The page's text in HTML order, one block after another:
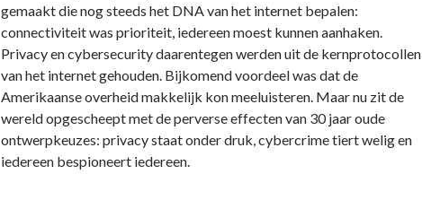
gemaakt die nog steeds het DNA van het internet bepalen:
connectiviteit was prioriteit, iedereen moest kunnen aanhaken.
Privacy en cybersecurity daarentegen werden uit de kernprotocollen
van het internet gehouden. Bijkomend voordeel was dat de
Amerikaanse overheid makkelijk kon meeluisteren. Maar nu zit de
wereld opgescheept met de perverse effecten van 30 jaar oude
ontwerpkeuzes: privacy staat onder druk, cybercrime tiert welig en
iedereen bespioneert iedereen.